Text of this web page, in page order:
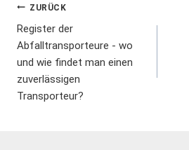
Beitrags-
Navigation
ZURÜCK
Register der
Abfalltransporteure - wo
und wie findet man einen
zuverlässigen
Transporteur?